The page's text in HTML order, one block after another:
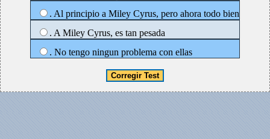
. Al principio a Miley Cyrus, pero ahora todo bien
. A Miley Cyrus, es tan pesada
. No tengo ningun problema con ellas